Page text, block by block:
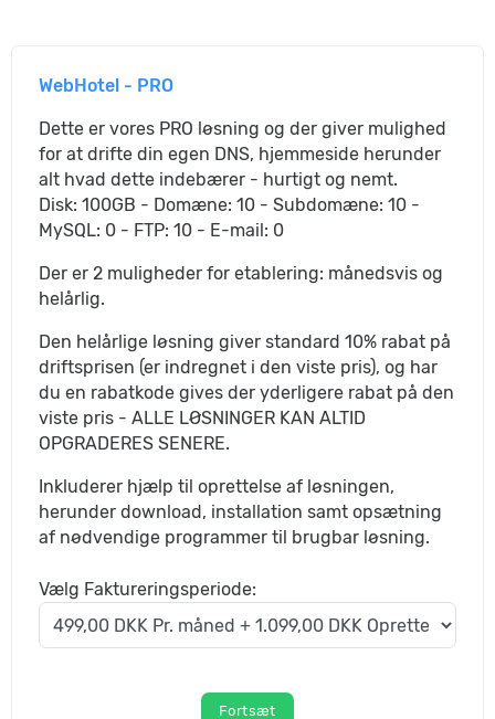
WebHotel - PRO
Dette er vores PRO løsning og der giver mulighed
for at drifte din egen DNS, hjemmeside herunder
alt hvad dette indebærer - hurtigt og nemt.
Disk: 100GB - Domæne: 10 - Subdomæne: 10 -
MySQL: 0 - FTP: 10 - E-mail: 0
Der er 2 muligheder for etablering: månedsvis og
helårlig.
Den helårlige løsning giver standard 10% rabat på
driftsprisen (er indregnet i den viste pris), og har
du en rabatkode gives der yderligere rabat på den
viste pris - ALLE LØSNINGER KAN ALTID
OPGRADERES SENERE.
Inkluderer hjælp til oprettelse af løsningen,
herunder download, installation samt opsætning
af nødvendige programmer til brugbar løsning.
Vælg Faktureringsperiode:
Fortsæt